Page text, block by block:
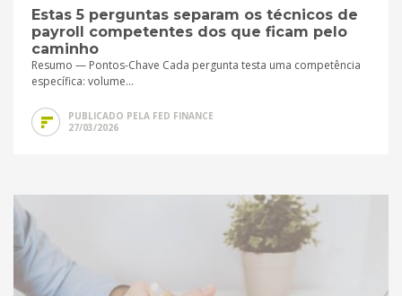
Estas 5 perguntas separam os técnicos de
payroll competentes dos que ficam pelo
caminho
Resumo — Pontos-Chave Cada pergunta testa uma competência
específica: volume...
PUBLICADO PELA FED FINANCE
27/03/2026